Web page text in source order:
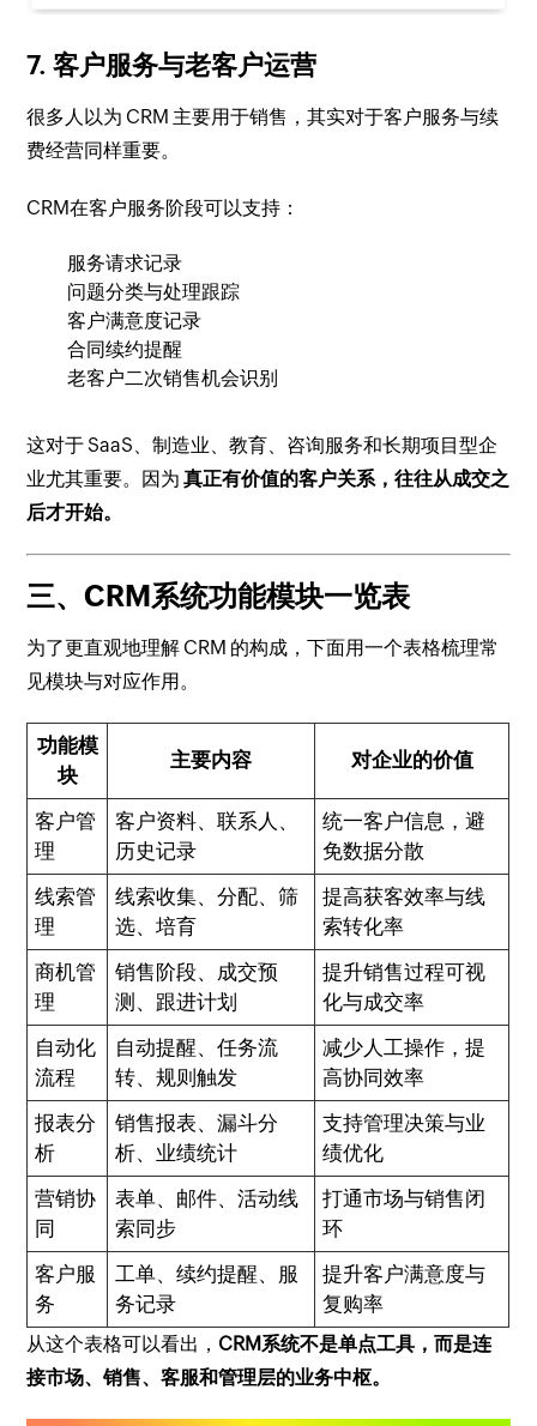
7. 客户服务与老客户运营
很多人以为 CRM 主要用于销售，其实对于客户服务与续
费经营同样重要。
CRM在客户服务阶段可以支持：
服务请求记录
问题分类与处理跟踪
客户满意度记录
合同续约提醒
老客户二次销售机会识别
这对于 SaaS、制造业、教育、咨询服务和长期项目型企
业尤其重要。因为真正有价值的客户关系，往往从成交之
后才开始。
三、CRM系统功能模块一览表
为了更直观地理解 CRM 的构成，下面用一个表格梳理常
见模块与对应作用。
功能模
块
主要内容 对企业的价值
客户管
理
客户资料、联系人、
历史记录
统一客户信息，避
免数据分散
线索管
理
线索收集、分配、筛
选、培育
提高获客效率与线
索转化率
商机管
理
销售阶段、成交预
测、跟进计划
提升销售过程可视
化与成交率
自动化
流程
自动提醒、任务流
转、规则触发
减少人工操作，提
高协同效率
报表分
析
销售报表、漏斗分
析、业绩统计
支持管理决策与业
绩优化
营销协
同
表单、邮件、活动线
索同步
打通市场与销售闭
环
客户服
务
工单、续约提醒、服
务记录
提升客户满意度与
复购率
从这个表格可以看出， CRM系统不是单点工具，而是连
接市场、销售、客服和管理层的业务中枢。